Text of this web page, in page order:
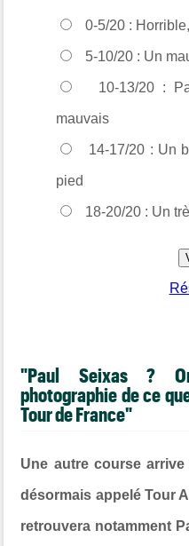
0-5/20 :
5-10/20 : Un
10-13/20 :
mauvais
14-17/20 : Un
pied
18-20/20 : Un
"Paul Seixas ? O
photographie de ce
Tour de France"
Une autre course
désormais appelé Tour
retrouvera notamment